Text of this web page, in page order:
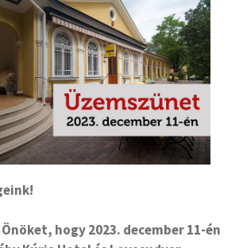
hogy 2023. december 11-én